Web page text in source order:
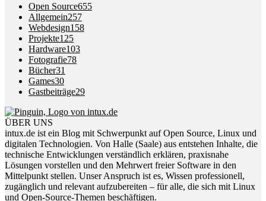
Open Source655
Allgemein257
Webdesign158
Projekte125
Hardware103
Fotografie78
Bücher31
Games30
Gastbeiträge29
ÜBER UNS
intux.de ist ein Blog mit Schwerpunkt auf Open Source, Linux und
digitalen Technologien. Von Halle (Saale) aus entstehen Inhalte, die
technische Entwicklungen verständlich erklären, praxisnahe
Lösungen vorstellen und den Mehrwert freier Software in den
Mittelpunkt stellen. Unser Anspruch ist es, Wissen professionell,
zugänglich und relevant aufzubereiten – für alle, die sich mit Linux
und Open-Source-Themen beschäftigen.